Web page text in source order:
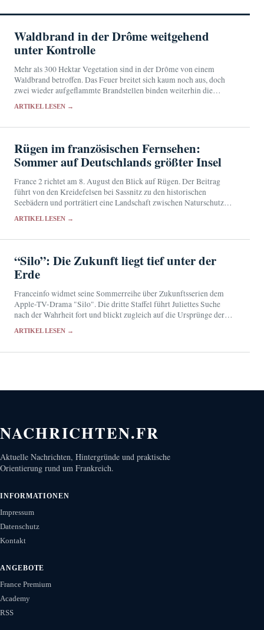
Waldbrand in der Drôme weitgehend
unter Kontrolle
Mehr als 300 Hektar Vegetation sind in der Drôme von einem
Waldbrand betroffen. Das Feuer breitet sich kaum noch aus, doch
zwei wieder aufgeflammte Brandstellen binden weiterhin die
ARTIKEL LESEN →
Rügen im französischen Fernsehen:
Sommer auf Deutschlands größter Insel
France 2 richtet am 8. August den Blick auf Rügen. Der Beitrag
führt von den Kreidefelsen bei Sassnitz zu den historischen
Seebädern und porträtiert eine Landschaft zwischen Naturschutz
ARTIKEL LESEN →
“Silo”: Die Zukunft liegt tief unter der
Erde
Franceinfo widmet seine Sommerreihe über Zukunftsserien dem
Apple-TV-Drama "Silo". Die dritte Staffel führt Juliettes Suche
nach der Wahrheit fort und blickt zugleich auf die Ursprünge der
ARTIKEL LESEN →
NACHRICHTEN.FR
Aktuelle Nachrichten, Hintergründe und praktische
Orientierung rund um Frankreich.
INFORMATIONEN
Impressum
Datenschutz
Kontakt
ANGEBOTE
France Premium
Academy
RSS